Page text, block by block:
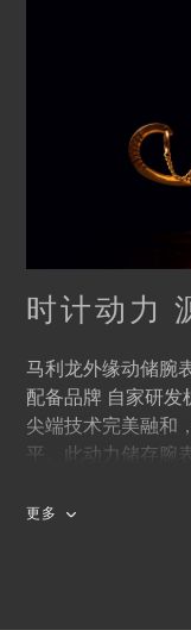
时计动力
马利龙外缘动储腕
配备品牌 自家研发
尖端技术完美融和
平。此动力储存腕
时计技术完美结合。
更多